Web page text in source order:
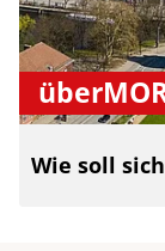
Wie soll